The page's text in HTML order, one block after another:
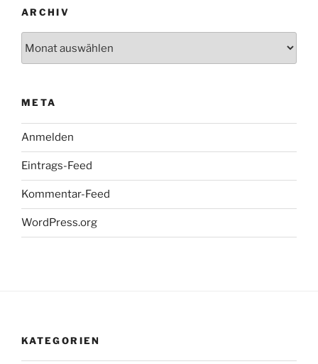
ARCHIV
META
Anmelden
Eintrags-Feed
Kommentar-Feed
WordPress.org
KATEGORIEN